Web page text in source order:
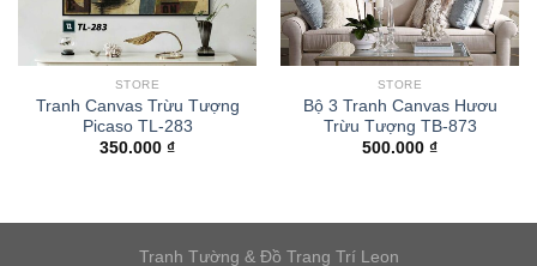
STORE
Tranh Canvas Trừu Tượng
Picaso TL-283
350.000 ₫
STORE
Bộ 3 Tranh Canvas Hươu
Trừu Tượng TB-873
500.000 ₫
Tranh Tường & Đồ Trang Trí Leon